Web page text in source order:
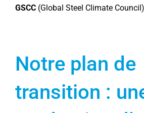
GSCC (Global Steel Climate
Notre plan de
transition :